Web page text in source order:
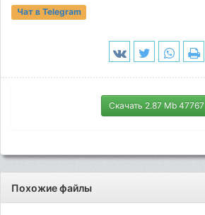
Чат в Telegram
Скачать 2.87 Mb 47767
Похожие файлы